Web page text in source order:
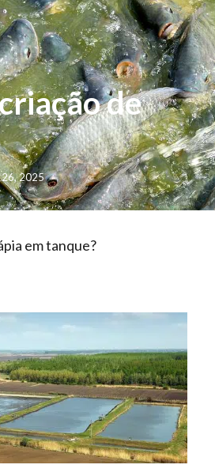
de
26, 2025
em tanque?